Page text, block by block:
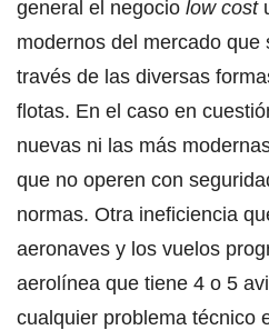
general el negocio low cost
modernos del mercado que
través de las diversas
flotas. En el caso en
nuevas ni las más
que no operen con
normas. Otra ineficiencia
aeronaves y los vuelos
aerolínea que tiene 4 o 5
cualquier problema técnico